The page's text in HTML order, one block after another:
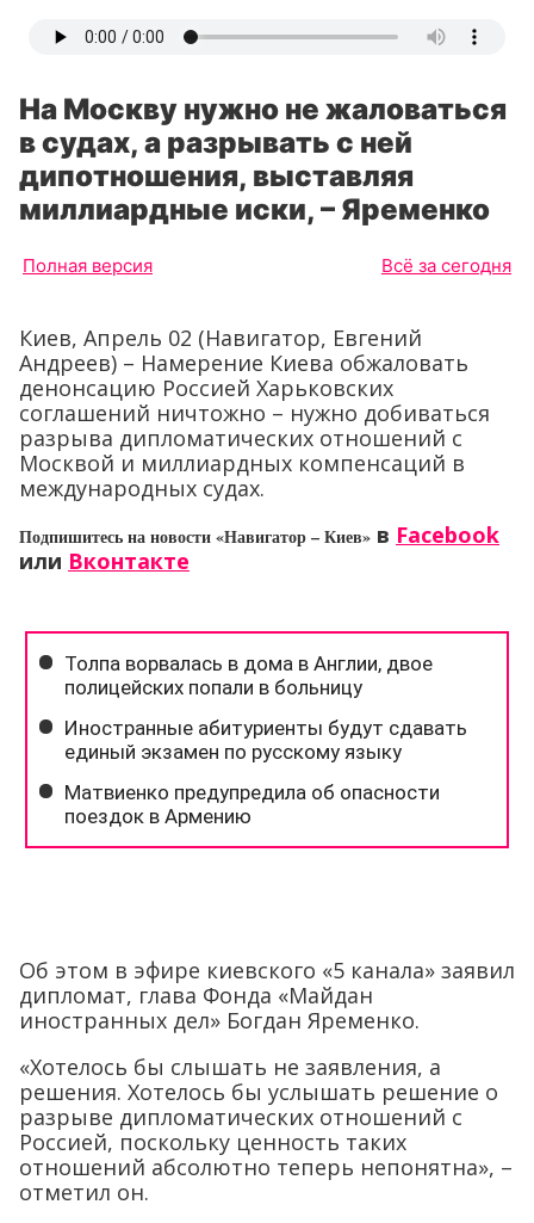
На Москву нужно не жаловаться
в судах, а разрывать с ней
дипотношения, выставляя
миллиардные иски, – Яременко
Полная версия Всё за сегодня
Киев, Апрель 02 (Навигатор, Евгений
Андреев) – Намерение Киева обжаловать
денонсацию Россией Харьковских
соглашений ничтожно – нужно добиваться
разрыва дипломатических отношений с
Москвой и миллиардных компенсаций в
международных судах.
Подпишитесь на новости «Навигатор – Киев» в Facebook
или Вконтакте
Об этом в эфире киевского «5 канала» заявил
дипломат, глава Фонда «Майдан
иностранных дел» Богдан Яременко.
«Хотелось бы слышать не заявления, а
решения. Хотелось бы услышать решение о
разрыве дипломатических отношений с
Россией, поскольку ценность таких
отношений абсолютно теперь непонятна», –
отметил он.